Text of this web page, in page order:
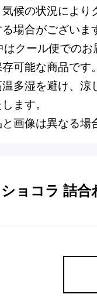
候の状況により
場合がございま
クール便でのお
可能な商品です
多湿を避け、涼
ます。
画像は異なる場
ョコラ 詰合